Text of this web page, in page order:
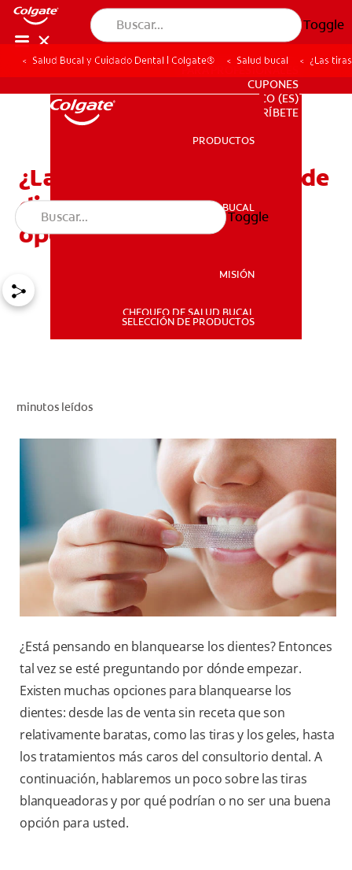
Toggle
SALUD BUCAL
PARA PROFESIONALES
CUPONES
SUSCRÍBETE
PARA PROFESIONALES
CUPONES
CO (ES)
SUSCRÍBETE
PRODUCTOS
SALUD BUCAL
MISIÓN
CHEQUEO DE SALUD BUCAL
SELECCIÓN DE PRODUCTOS
Toggle
Salud Bucal y Cuidado Dental | Colgate® Salud bucal ¿Las
¿Las tiras blanqueadoras de
dientes son una buena
opción?
minutos leídos
¿Está pensando en blanquearse los dientes? Entonces
tal vez se esté preguntando por dónde empezar.
Existen muchas opciones para blanquearse los
dientes: desde las de venta sin receta que son
relativamente baratas, como las tiras y los geles, hasta
los tratamientos más caros del consultorio dental. A
continuación, hablaremos un poco sobre las tiras
blanqueadoras y por qué podrían o no ser una buena
opción para usted.